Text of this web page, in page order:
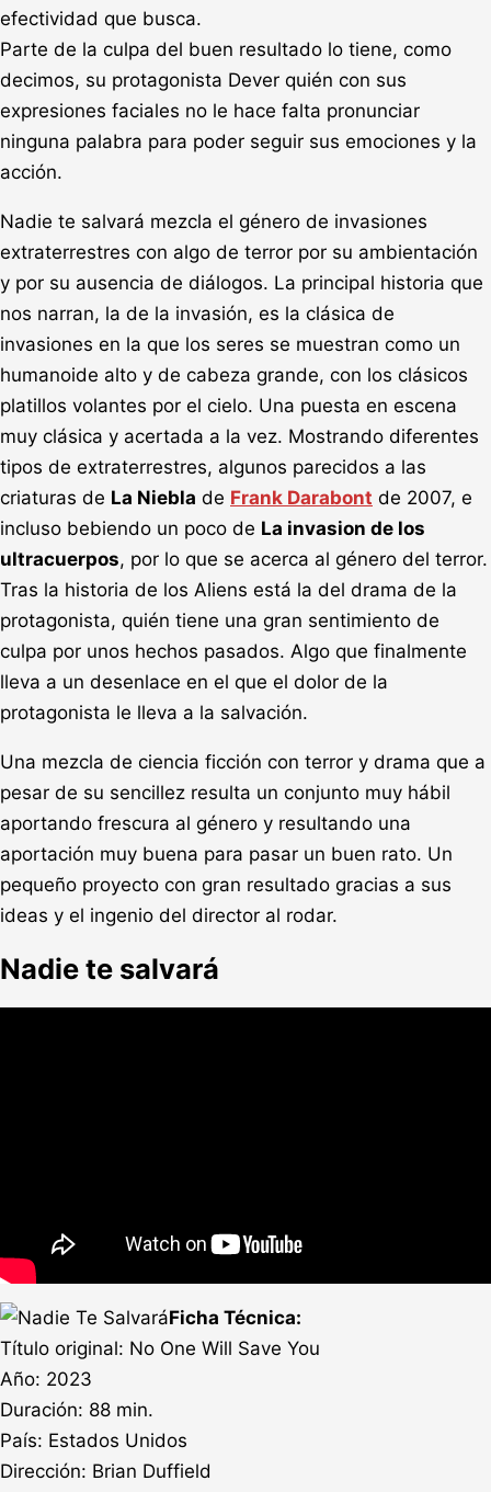
efectividad que busca.
Parte de la culpa del buen resultado lo tiene, como
decimos, su protagonista Dever quién con sus
expresiones faciales no le hace falta pronunciar
ninguna palabra para poder seguir sus emociones y la
acción.
Nadie te salvará mezcla el género de invasiones
extraterrestres con algo de terror por su ambientación
y por su ausencia de diálogos. La principal historia que
nos narran, la de la invasión, es la clásica de
invasiones en la que los seres se muestran como un
humanoide alto y de cabeza grande, con los clásicos
platillos volantes por el cielo. Una puesta en escena
muy clásica y acertada a la vez. Mostrando diferentes
tipos de extraterrestres, algunos parecidos a las
criaturas de La Niebla de Frank Darabont de 2007, e
incluso bebiendo un poco de La invasion de los
ultracuerpos, por lo que se acerca al género del terror.
Tras la historia de los Aliens está la del drama de la
protagonista, quién tiene una gran sentimiento de
culpa por unos hechos pasados. Algo que finalmente
lleva a un desenlace en el que el dolor de la
protagonista le lleva a la salvación.
Una mezcla de ciencia ficción con terror y drama que a
pesar de su sencillez resulta un conjunto muy hábil
aportando frescura al género y resultando una
aportación muy buena para pasar un buen rato. Un
pequeño proyecto con gran resultado gracias a sus
ideas y el ingenio del director al rodar.
Nadie te salvará
Ficha Técnica:
Título original: No One Will Save You
Año: 2023
Duración: 88 min.
País: Estados Unidos
Dirección: Brian Duffield